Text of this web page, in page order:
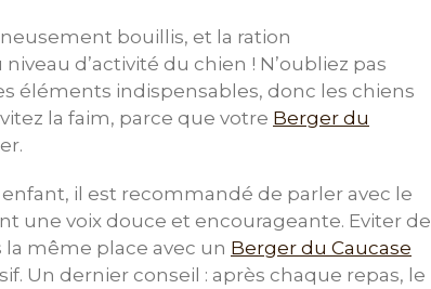
bouillis, et la ration
d’activité du chien ! N’oubliez pas
éléments indispensables, donc les chiens
la faim, parce que votre Berger du
il est recommandé de parler avec le
une voix douce et encourageante. Eviter de
même place avec un Berger du Caucase
Un dernier conseil : après chaque repas, le